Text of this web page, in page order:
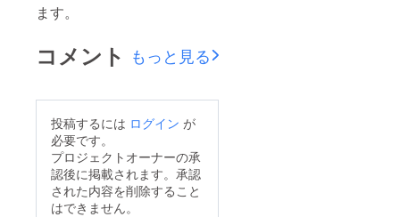
ます。
コメント もっと見る
投稿するには ログイン が
必要です。
プロジェクトオーナーの承
認後に掲載されます。承認
された内容を削除すること
はできません。